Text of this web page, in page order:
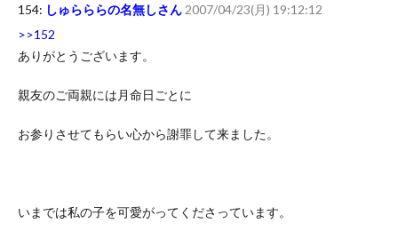
154: しゅらららの名無しさん 2007/04/23(月) 19:12:12
>>152
ありがとうございます。
親友のご両親には月命日ごとに
お参りさせてもらい心から謝罪して来ました。
いまでは私の子を可愛がってくださっています。